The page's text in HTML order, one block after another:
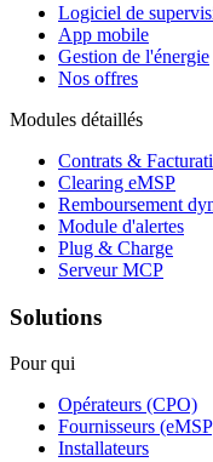
Logiciel de
App mobile
Gestion de l'énergie
Nos offres
Modules détaillés
Contrats &
Clearing eMSP
Remboursement
Module d'alertes
Plug & Charge
Serveur MCP
Solutions
Pour qui
Opérateurs (CPO)
Fournisseurs
Installateurs